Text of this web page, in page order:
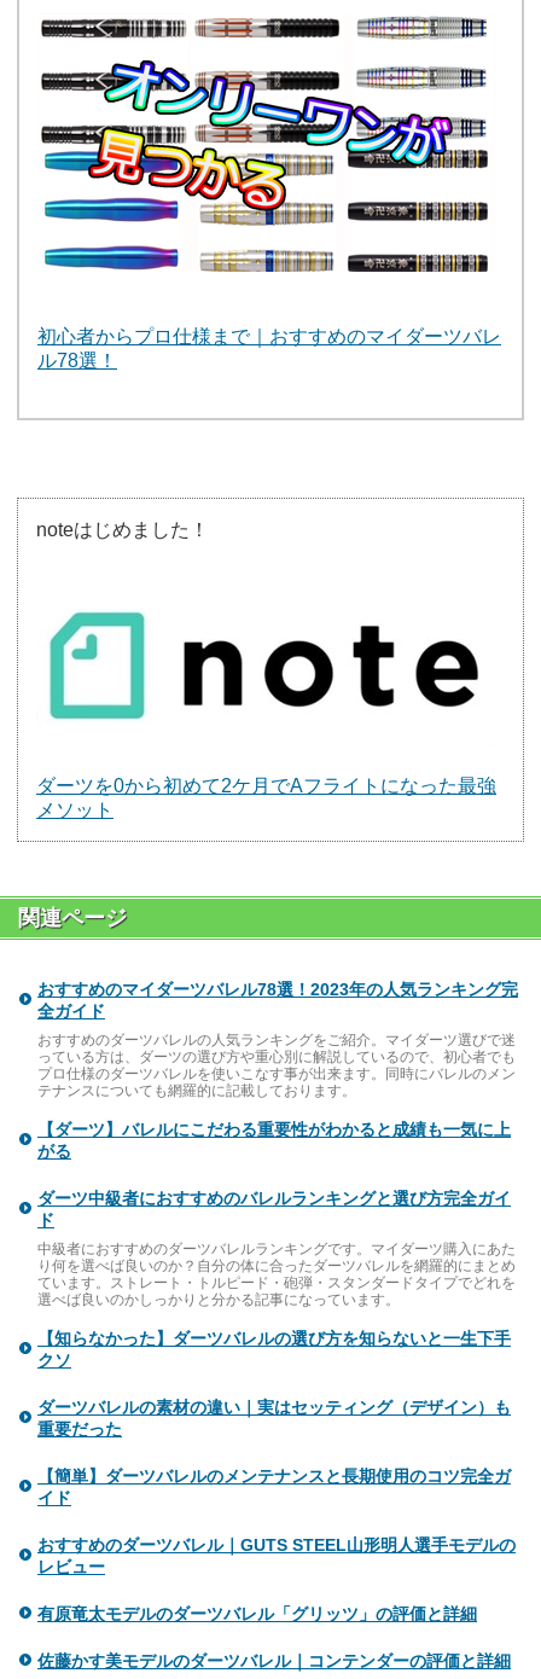
初心者からプロ仕様まで｜おすすめのマイダーツバレ
ル78選！
noteはじめました！
ダーツを0から初めて2ケ月でAフライトになった最強
メソット
関連ページ
おすすめのマイダーツバレル78選！2023年の人気ランキング完
全ガイド
おすすめのダーツバレルの人気ランキングをご紹介。マイダーツ選びで迷
っている方は、ダーツの選び方や重心別に解説しているので、初心者でも
プロ仕様のダーツバレルを使いこなす事が出来ます。同時にバレルのメン
テナンスについても網羅的に記載しております。
【ダーツ】バレルにこだわる重要性がわかると成績も一気に上
がる
ダーツ中級者におすすめのバレルランキングと選び方完全ガイ
ド
中級者におすすめのダーツバレルランキングです。マイダーツ購入にあた
り何を選べば良いのか？自分の体に合ったダーツバレルを網羅的にまとめ
ています。ストレート・トルピード・砲弾・スタンダードタイプでどれを
選べば良いのかしっかりと分かる記事になっています。
【知らなかった】ダーツバレルの選び方を知らないと一生下手
クソ
ダーツバレルの素材の違い｜実はセッティング（デザイン）も
重要だった
【簡単】ダーツバレルのメンテナンスと長期使用のコツ完全ガ
イド
おすすめのダーツバレル｜GUTS STEEL山形明人選手モデルの
レビュー
有原竜太モデルのダーツバレル「グリッツ」の評価と詳細
佐藤かす美モデルのダーツバレル｜コンテンダーの評価と詳細